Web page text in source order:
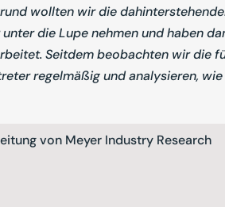
wollten wir die
die Lupe nehmen und haben
Seitdem beobachten wir die
regelmäßig und analysieren,
von Meyer Industry Research